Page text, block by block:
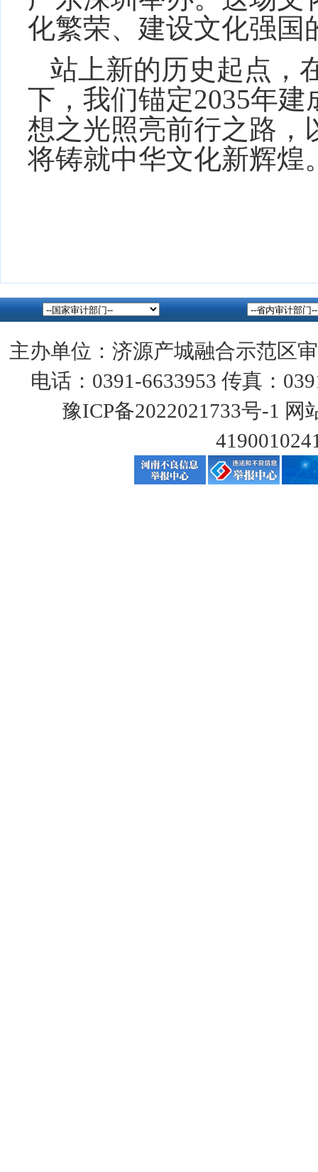
化繁荣、建设文化强国
站上新的历史起点，
下，我们锚定2035年
想之光照亮前行之路，
将铸就中华文化新辉煌
主办单位：济源产城融合示范区
电话：0391-6633953 传真：
豫ICP备2022021733号-1 网